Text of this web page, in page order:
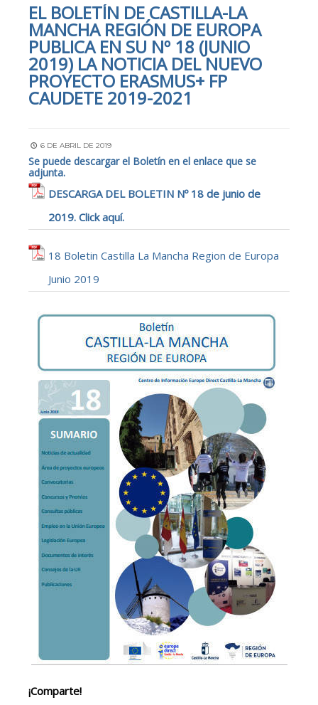
EL BOLETÍN DE CASTILLA-LA
MANCHA REGIÓN DE EUROPA
PUBLICA EN SU Nº 18 (JUNIO
2019) LA NOTICIA DEL NUEVO
PROYECTO ERASMUS+ FP
CAUDETE 2019-2021
6 DE ABRIL DE 2019
Se puede descargar el Boletín en el enlace que se
adjunta.
DESCARGA DEL BOLETIN Nº 18 de junio de
2019. Click aquí.
18 Boletin Castilla La Mancha Region de Europa
Junio 2019
¡Comparte!